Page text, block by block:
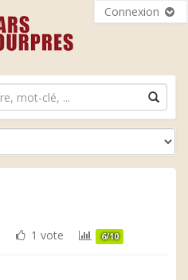
Connexion
1 vote 6/10